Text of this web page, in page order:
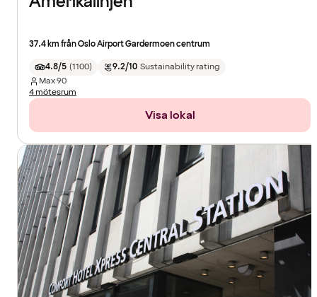
37.4 km från Oslo Airport Gardermoen centrum
4.8/5 (1100) 9.2/10 Sustainability rating
Max90
4 mötesrum
Visa lokal